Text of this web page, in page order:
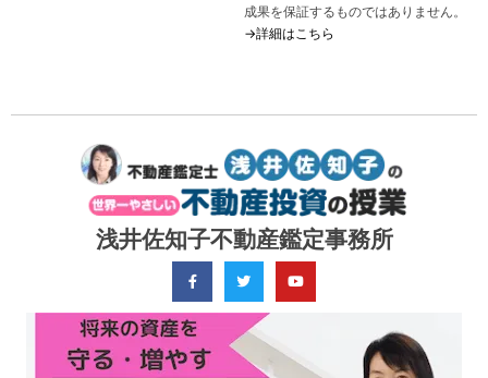
浅井佐知子不動産鑑定事務所
成果を保証するものではありません。
→詳細はこちら